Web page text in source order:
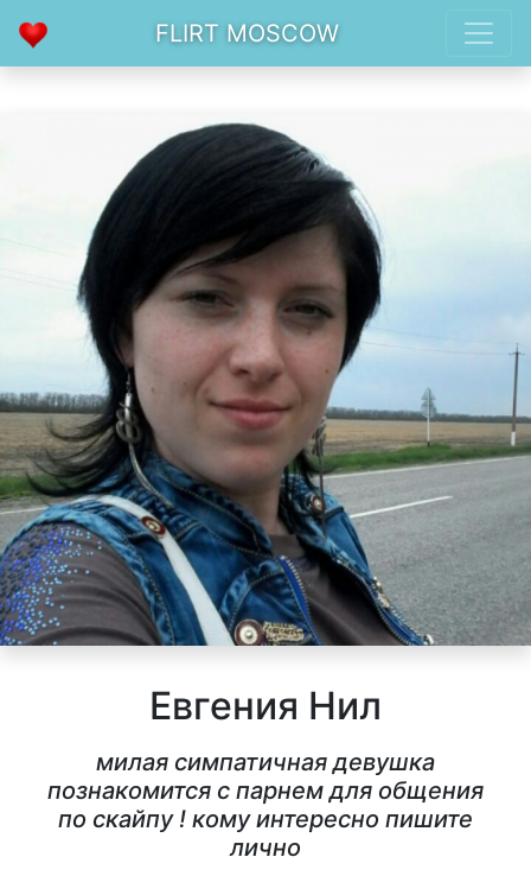
FLIRT MOSCOW
Евгения Нил
милая симпатичная девушка
познакомится с парнем для общения
по скайпу ! кому интересно пишите
лично